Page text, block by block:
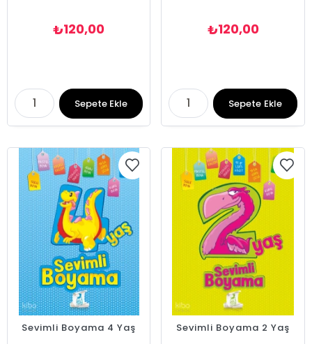
₺120,00
Sepete Ekle
₺120,00
Sepete Ekle
Sevimli Boyama 4 Yaş
Sevimli Boyama 2 Yaş